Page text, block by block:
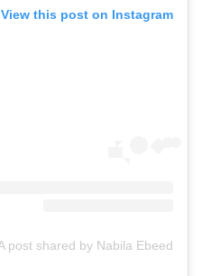
View this post on Instagram